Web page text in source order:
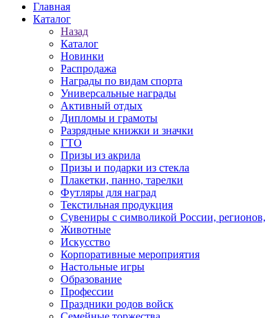
Главная
Каталог
Назад
Каталог
Новинки
Распродажа
Награды по видам спорта
Универсальные награды
Активный отдых
Дипломы и грамоты
Разрядные книжки и значки
ГТО
Призы из акрила
Призы и подарки из стекла
Плакетки, панно, тарелки
Футляры для наград
Текстильная продукция
Сувениры с символикой России,
Животные
Искусство
Корпоративные мероприятия
Настольные игры
Образование
Профессии
Праздники родов войск